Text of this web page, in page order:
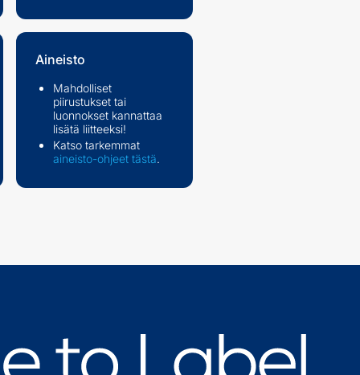
Aineisto
Mahdolliset
piirustukset tai
luonnokset kannattaa
lisätä liitteeksi!
Katso tarkemmat
aineisto-ohjeet tästä.